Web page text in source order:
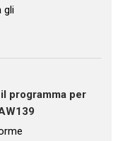
gli
programma per